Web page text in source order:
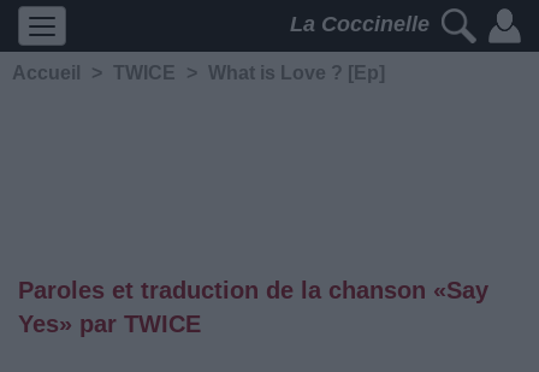
La Coccinelle
Accueil > TWICE > What is Love ? [Ep]
Paroles et traduction de la chanson «Say
Yes» par TWICE